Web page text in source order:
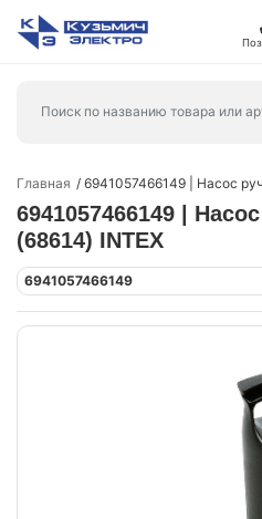
Главная 6941057466149 | Насос
6941057466149 |
(68614) INTEX
6941057466149